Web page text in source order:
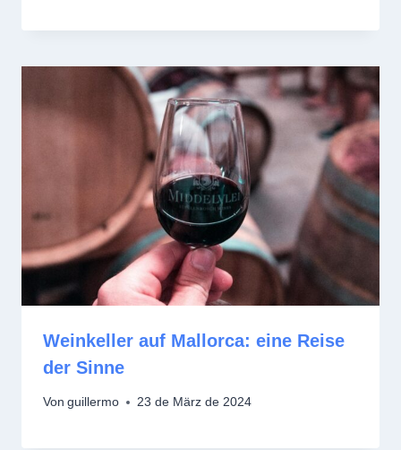
Weinkeller auf Mallorca: eine Reise
der Sinne
Von guillermo 23 de März de 2024